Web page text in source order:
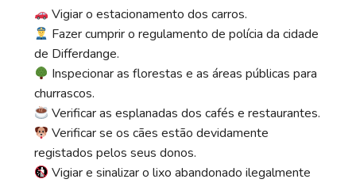
Vigiar o estacionamento dos carros.
Fazer cumprir o regulamento de polícia da cidade
de Differdange.
Inspecionar as florestas e as áreas públicas para
churrascos.
Verificar as esplanadas dos cafés e restaurantes.
Verificar se os cães estão devidamente
registados pelos seus donos.
Vigiar e sinalizar o lixo abandonado ilegalmente